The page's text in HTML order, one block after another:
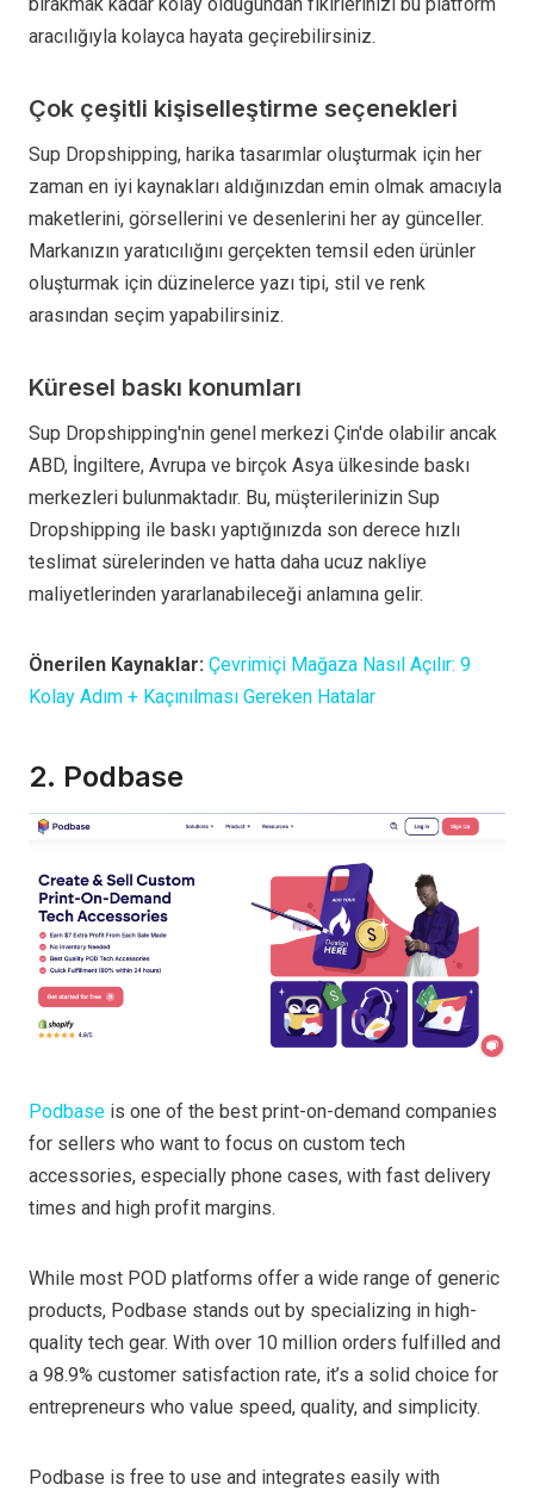
aracılığıyla kolayca hayata geçirebilirsiniz.
Çok çeşitli kişiselleştirme seçenekleri
Sup Dropshipping, harika tasarımlar oluşturmak için her
zaman en iyi kaynakları aldığınızdan emin olmak amacıyla
maketlerini, görsellerini ve desenlerini her ay günceller.
Markanızın yaratıcılığını gerçekten temsil eden ürünler
oluşturmak için düzinelerce yazı tipi, stil ve renk
arasından seçim yapabilirsiniz.
Küresel baskı konumları
Sup Dropshipping'nin genel merkezi Çin'de olabilir ancak
ABD, İngiltere, Avrupa ve birçok Asya ülkesinde baskı
merkezleri bulunmaktadır. Bu, müşterilerinizin Sup
Dropshipping ile baskı yaptığınızda son derece hızlı
teslimat sürelerinden ve hatta daha ucuz nakliye
maliyetlerinden yararlanabileceği anlamına gelir.
Önerilen Kaynaklar: Çevrimiçi Mağaza Nasıl Açılır: 9
Kolay Adım + Kaçınılması Gereken Hatalar
2. Podbase
Podbase is one of the best print-on-demand companies
for sellers who want to focus on custom tech
accessories, especially phone cases, with fast delivery
times and high profit margins.
While most POD platforms offer a wide range of generic
products, Podbase stands out by specializing in high-
quality tech gear. With over 10 million orders fulfilled and
a 98.9% customer satisfaction rate, it’s a solid choice for
entrepreneurs who value speed, quality, and simplicity.
Podbase is free to use and integrates easily with